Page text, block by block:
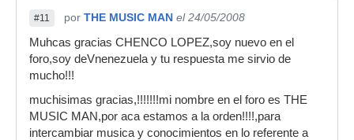
#11 por THE MUSIC MAN el 24/05/2008
Muhcas gracias CHENCO LOPEZ,soy nuevo en el
foro,soy deVnenezuela y tu respuesta me sirvio de
mucho!!!
muchisimas gracias,!!!!!!!mi nombre en el foro es THE
MUSIC MAN,por aca estamos a la orden!!!!,para
intercambiar musica y conocimientos en lo referente a